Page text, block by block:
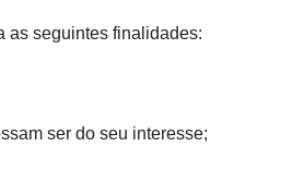
as seguintes finalidades:
ser do seu interesse;